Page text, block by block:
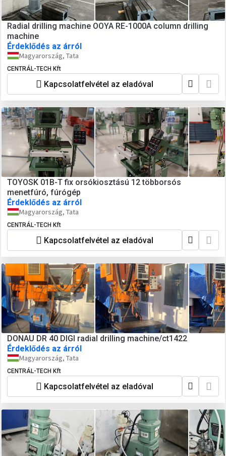
Radial drilling machine OOYA RE-1000A column drilling
machine
Érdeklődés az árról
Magyarország, Tata
CENTRÁL-TECH Kft
Kapcsolatfelvétel az eladóval
TOYOSK 01B-T fix orsókiosztású 12 többorsós
menetfúró, fúrógép
Érdeklődés az árról
Magyarország, Tata
CENTRÁL-TECH Kft
Kapcsolatfelvétel az eladóval
DONAU DR 40 DIGI radial drilling machine/ct1422
Érdeklődés az árról
Magyarország, Tata
CENTRÁL-TECH Kft
Kapcsolatfelvétel az eladóval